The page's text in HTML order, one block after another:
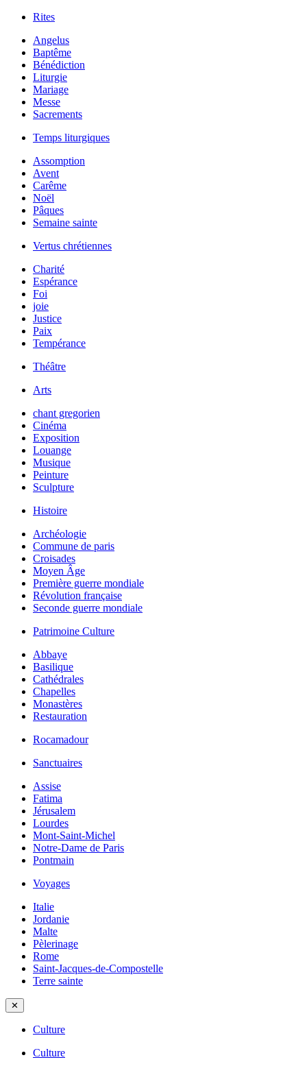
Rites
Angelus
Baptême
Bénédiction
Liturgie
Mariage
Messe
Sacrements
Temps liturgiques
Assomption
Avent
Carême
Noël
Pâques
Semaine sainte
Vertus chrétiennes
Charité
Espérance
Foi
joie
Justice
Paix
Tempérance
Théâtre
Arts
chant gregorien
Cinéma
Exposition
Louange
Musique
Peinture
Sculpture
Histoire
Archéologie
Commune de paris
Croisades
Moyen Âge
Première guerre mondiale
Révolution française
Seconde guerre mondiale
Patrimoine Culture
Abbaye
Basilique
Cathédrales
Chapelles
Monastères
Restauration
Rocamadour
Sanctuaires
Assise
Fatima
Jérusalem
Lourdes
Mont-Saint-Michel
Notre-Dame de Paris
Pontmain
Voyages
Italie
Jordanie
Malte
Pèlerinage
Rome
Saint-Jacques-de-Compostelle
Terre sainte
✕
Culture
Culture